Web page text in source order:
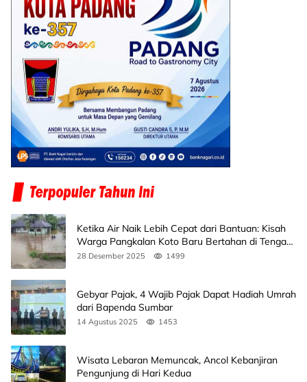
Ketika Air Naik Lebih Cepat dari Bantuan: Kisah
Warga Pangkalan Koto Baru Bertahan di Tengah
Banjir
28 Desember 2025 1499
Gebyar Pajak, 4 Wajib Pajak Dapat Hadiah Umrah
dari Bapenda Sumbar
14 Agustus 2025 1453
Wisata Lebaran Memuncak, Ancol Kebanjiran
Pengunjung di Hari Kedua